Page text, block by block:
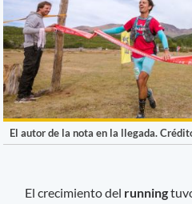
El autor de la nota en la llegada.
El crecimiento del running